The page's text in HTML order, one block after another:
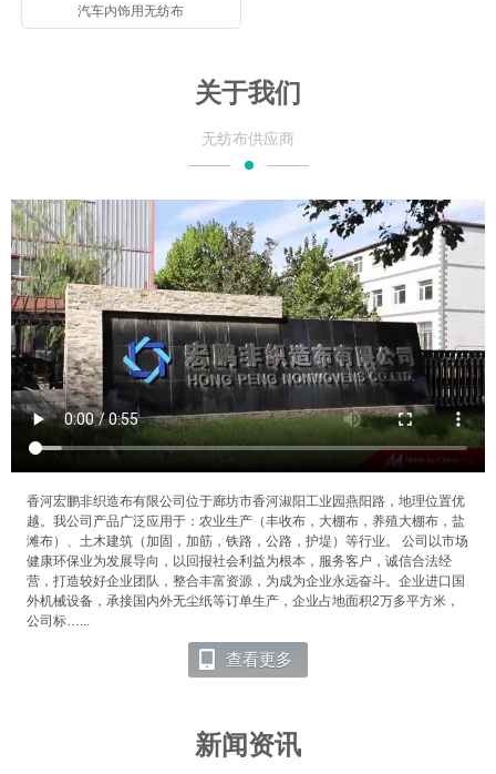
汽车内饰用无纺布
关于我们
无纺布供应商
香河宏鹏非织造布有限公司位于廊坊市香河淑阳工业园燕阳路，地理位置优
越。我公司产品广泛应用于：农业生产（丰收布，大棚布，养殖大棚布，盐
滩布）、土木建筑（加固，加筋，铁路，公路，护堤）等行业。 公司以市场
健康环保业为发展导向，以回报社会利益为根本，服务客户，诚信合法经
营，打造较好企业团队，整合丰富资源，为成为企业永远奋斗。企业进口国
外机械设备，承接国内外无尘纸等订单生产，企业占地面积2万多平方米，
公司标…...
查看更多
新闻资讯